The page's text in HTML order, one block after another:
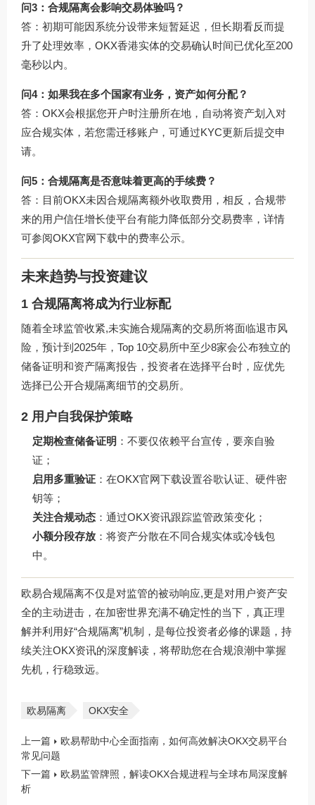
问3：合规隔离会影响交易体验吗？
答：初期可能因系统分设带来短暂延迟，但长期看反而提
升了处理效率，OKX香港实体的交易确认时间已优化至200
毫秒以内。
问4：如果我在多个国家有业务，资产如何分配？
答：OKX会根据您开户时注册所在地，自动将资产划入对
应合规实体，若您需迁移账户，可通过KYC更新后提交申
请。
问5：合规隔离是否意味着更高的手续费？
答：目前OKX未因合规隔离额外收取费用，相反，合规带
来的用户信任增长使平台有能力降低部分交易费率，详情
可参阅OKX官网下载中的费率公示。
未来趋势与投资建议
1 合规隔离将成为行业标配
随着全球监管收紧,未实施合规隔离的交易所将面临退市风
险，预计到2025年，Top 10交易所中至少8家会公布独立的
储备证明和资产隔离报告，投资者在选择平台时，应优先
选择已公开合规隔离细节的交易所。
2 用户自我保护策略
定期检查储备证明 ：不要仅依赖平台宣传，要亲自验
证；
启用多重验证 ：在OKX官网下载设置谷歌认证、硬件密
钥等；
关注合规动态 ：通过OKX资讯跟踪监管政策变化；
小额分段存放 ：将资产分散在不同合规实体或冷钱包
中。
欧易合规隔离不仅是对监管的被动响应,更是对用户资产安
全的主动进击，在加密世界充满不确定性的当下，真正理
解并利用好“合规隔离”机制，是每位投资者必修的课题，持
续关注OKX资讯的深度解读，将帮助您在合规浪潮中掌握
先机，行稳致远。
欧易隔离 OKX安全
上一篇
欧易帮助中心全面指南，如何高效解决OKX交易平台
常见问题
下一篇
欧易监管牌照，解读OKX合规进程与全球布局深度解
析